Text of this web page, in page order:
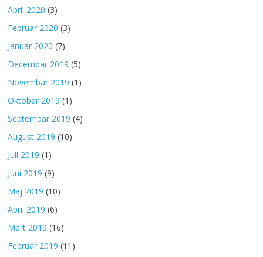
April 2020 (3)
Februar 2020 (3)
Januar 2020 (7)
Decembar 2019 (5)
Novembar 2019 (1)
Oktobar 2019 (1)
Septembar 2019 (4)
August 2019 (10)
Juli 2019 (1)
Juni 2019 (9)
Maj 2019 (10)
April 2019 (6)
Mart 2019 (16)
Februar 2019 (11)